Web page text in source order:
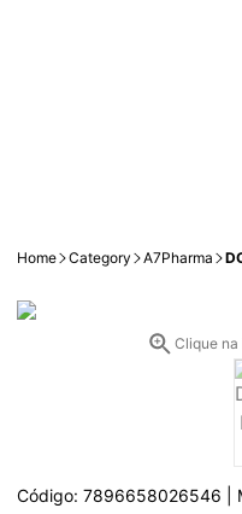
Home Category A7Pharma
Clique na
Código: 7896658026546 |